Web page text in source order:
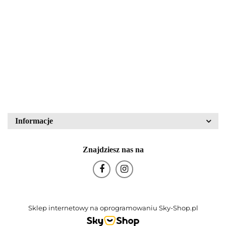
Bohemia Glas
Informacje
Znajdziesz nas na
Sklep internetowy na oprogramowaniu Sky-Shop.pl